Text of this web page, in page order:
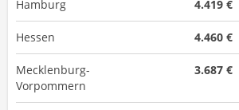
Hamburg 4.419 €
Hessen 4.460 €
Mecklenburg-
Vorpommern
3.687 €